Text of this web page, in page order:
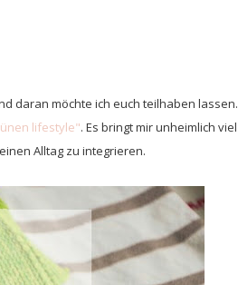
daran möchte ich euch teilhaben lassen.
lifestyle". Es bringt mir unheimlich viel
Alltag zu integrieren.